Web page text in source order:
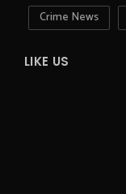
Crime News
LIKE US